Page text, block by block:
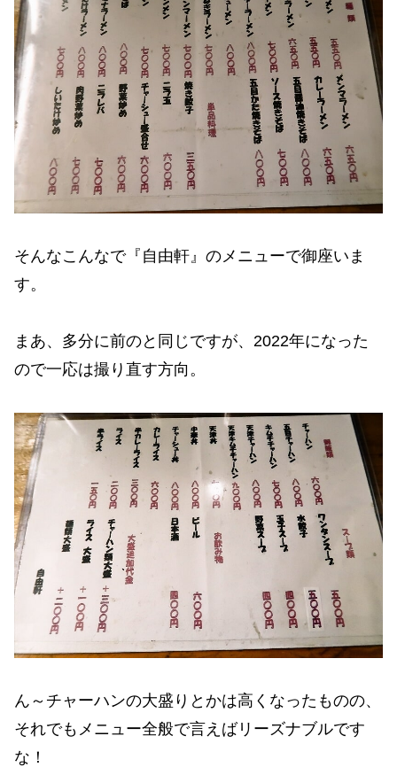
そんなこんなで『自由軒』のメニューで御座いま
す。
まあ、多分に前のと同じですが、2022年になった
ので一応は撮り直す方向。
ん～チャーハンの大盛りとかは高くなったものの、
それでもメニュー全般で言えばリーズナブルです
な！